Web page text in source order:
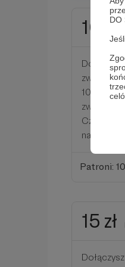
DO
10 zł
zwierząt?
10
zwierzęcia.
Czyż to
na cały
Patroni: 10
15 zł